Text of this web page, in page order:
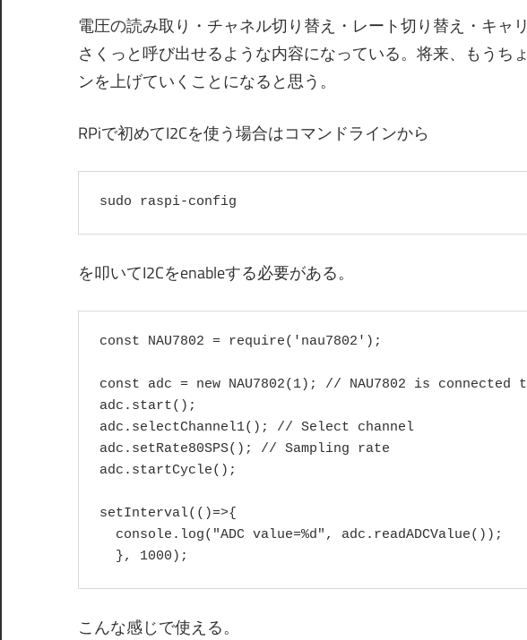
電圧の読み取り・チャネル切り替え・レート切り替え・キャ
さくっと呼び出せるような内容になっている。将来、もうち
ンを上げていくことになると思う。
RPiで初めてI2Cを使う場合はコマンドラインから
sudo raspi-config
を叩いてI2Cをenableする必要がある。
const NAU7802 = require('nau7802');
const adc = new NAU7802(1); // NAU7802 is connected
adc.start();
adc.selectChannel1(); // Select channel
adc.setRate80SPS(); // Sampling rate
adc.startCycle();
setInterval(()=>{
  console.log("ADC value=%d", adc.readADCValue());
  }, 1000);
こんな感じで使える。